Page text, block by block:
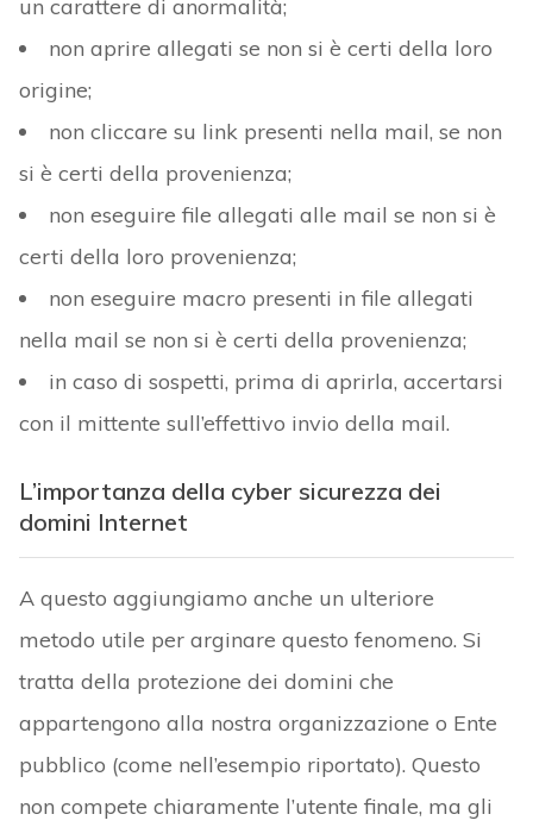
un carattere di anormalità;
non aprire allegati se non si è certi della loro
origine;
non cliccare su link presenti nella mail, se non
si è certi della provenienza;
non eseguire file allegati alle mail se non si è
certi della loro provenienza;
non eseguire macro presenti in file allegati
nella mail se non si è certi della provenienza;
in caso di sospetti, prima di aprirla, accertarsi
con il mittente sull’effettivo invio della mail.
L’importanza della cyber sicurezza dei
domini Internet
A questo aggiungiamo anche un ulteriore
metodo utile per arginare questo fenomeno. Si
tratta della protezione dei domini che
appartengono alla nostra organizzazione o Ente
pubblico (come nell’esempio riportato). Questo
non compete chiaramente l’utente finale, ma gli